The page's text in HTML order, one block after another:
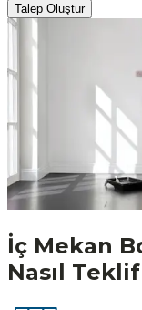
Talep Oluştur
İç Mekan
Nasıl